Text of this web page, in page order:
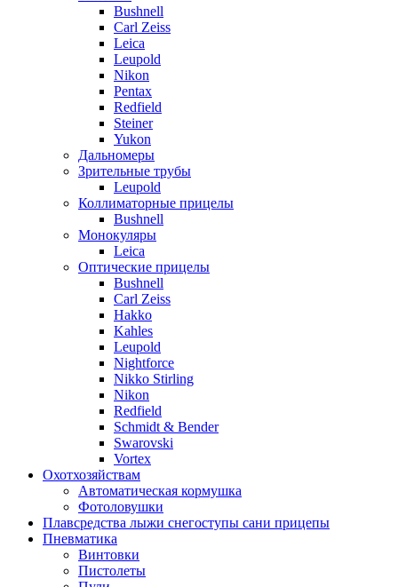
Bushnell
Carl Zeiss
Leica
Leupold
Nikon
Pentax
Redfield
Steiner
Yukon
Дальномеры
Зрительные трубы
Leupold
Коллиматорные прицелы
Bushnell
Монокуляры
Leica
Оптические прицелы
Bushnell
Carl Zeiss
Hakko
Kahles
Leupold
Nightforce
Nikko Stirling
Nikon
Redfield
Schmidt & Bender
Swarovski
Vortex
Охотхозяйствам
Автоматическая кормушка
Фотоловушки
Плавсредства лыжи снегоступы сани прицепы
Пневматика
Винтовки
Пистолеты